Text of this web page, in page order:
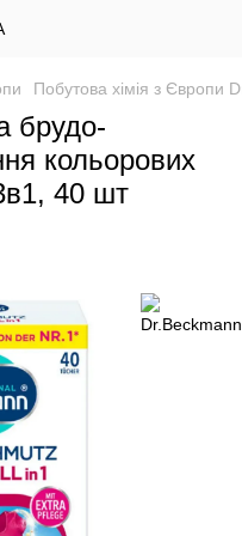
Побутова хімія з Європи
брудо-
кольорових
40 шт